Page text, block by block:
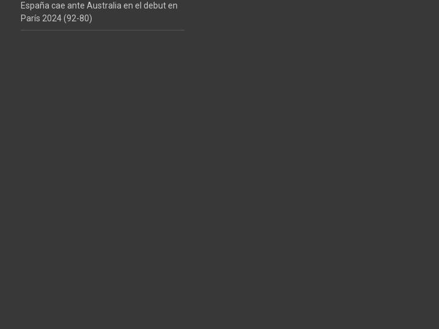
España cae ante Australia en el debut en
París 2024 (92-80)